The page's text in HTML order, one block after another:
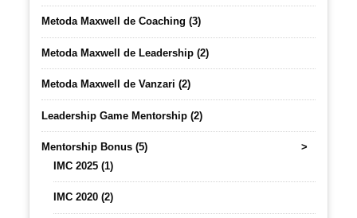
Metoda Maxwell de Coaching (3)
Metoda Maxwell de Leadership (2)
Metoda Maxwell de Vanzari (2)
Leadership Game Mentorship (2)
Mentorship Bonus (5)
>
IMC 2025 (1)
IMC 2020 (2)